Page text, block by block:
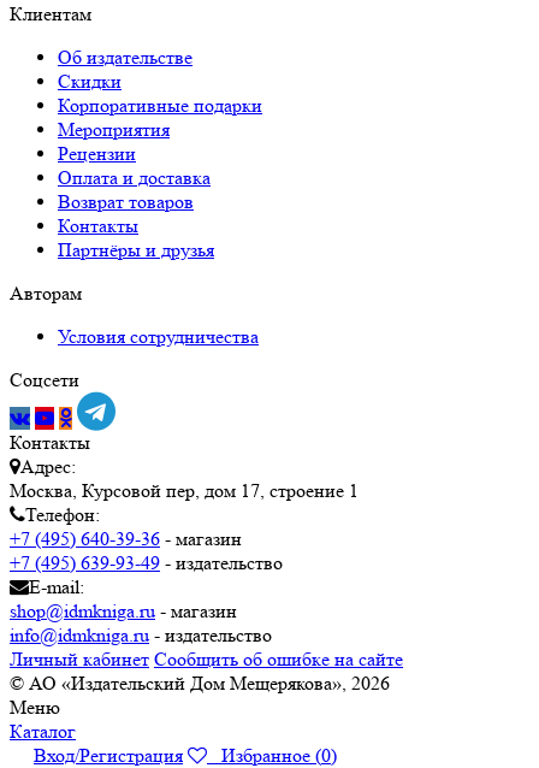
Клиентам
Об издательстве
Скидки
Корпоративные подарки
Мероприятия
Рецензии
Оплата и доставка
Возврат товаров
Контакты
Партнёры и друзья
Авторам
Условия сотрудничества
Соцсети
Контакты
Адрес:
Москва, Курсовой пер, дом 17, строение 1
Телефон:
+7 (495) 640-39-36 - магазин
+7 (495) 639-93-49 - издательство
E-mail:
shop@idmkniga.ru - магазин
info@idmkniga.ru - издательство
Личный кабинет Сообщить об ошибке на сайте
© АО «Издательский Дом Мещерякова», 2026
Меню
Каталог
Вход/Регистрация
Избранное (0)